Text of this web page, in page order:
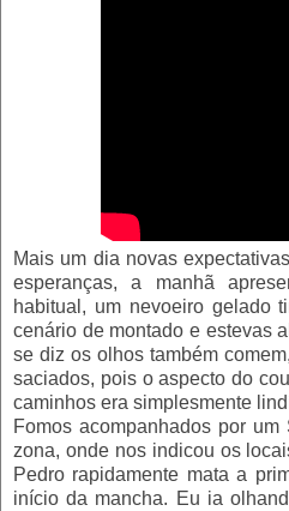
Mais um dia novas
esperanças, a manhã
habitual, um nevoeiro gelado
cenário de montado e estevas
se diz os olhos também
saciados, pois o aspecto do
caminhos era simplesmente
Fomos acompanhados por
zona, onde nos indicou os
Pedro rapidamente mata a
início da mancha. Eu ia